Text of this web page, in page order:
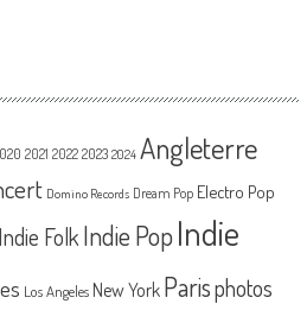
2021 2022 2023 2024 Angleterre
Domino Records Dream Pop Electro Pop
Indie Folk Indie PopIndie
Los Angeles New York Parisphotos